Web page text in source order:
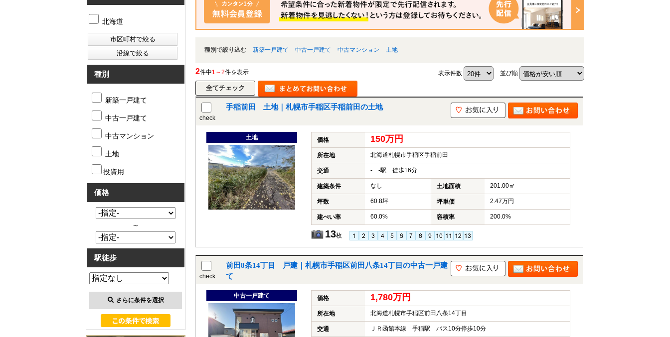
種別で絞り込む 新築一戸建て 中古一戸建て 中古マンション 土地
2件中1～2件を表示 表示件数 並び順
check
手稲前田 土地｜札幌市手稲区手稲前田の土地
土地 価格 150万円
所在地 北海道札幌市手稲区手稲前田
交通 - -駅 徒歩16分
建築条件 なし 土地面積 201.00㎡
坪数 60.8坪 坪単価 2.47万円
建ぺい率 60.0% 容積率 200.0%
13枚
check
前田8条14丁目 戸建｜札幌市手稲区前田八条14丁目の中古一戸建
て
中古一戸建て 価格 1,780万円
所在地 北海道札幌市手稲区前田八条14丁目
交通 ＪＲ函館本線 手稲駅 バス10分停歩10分
北海道
種別
新築一戸建て
中古一戸建て
中古マンション
土地
投資用
価格
～
駅徒歩
さらに条件を選択